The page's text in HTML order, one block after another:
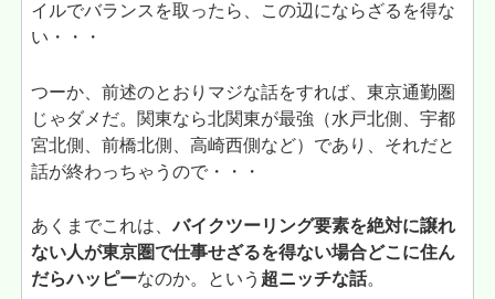
イルでバランスを取ったら、この辺にならざるを得な
い・・・
つーか、前述のとおりマジな話をすれば、東京通勤圏
じゃダメだ。関東なら北関東が最強（水戸北側、宇都
宮北側、前橋北側、高崎西側など）であり、それだと
話が終わっちゃうので・・・
あくまでこれは、バイクツーリング要素を絶対に譲れ
ない人が東京圏で仕事せざるを得ない場合どこに住ん
だらハッピーなのか。という 超ニッチな話。